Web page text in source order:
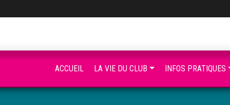
ACCUEIL LA VIE DU CLUB INFOS PRATIQUES